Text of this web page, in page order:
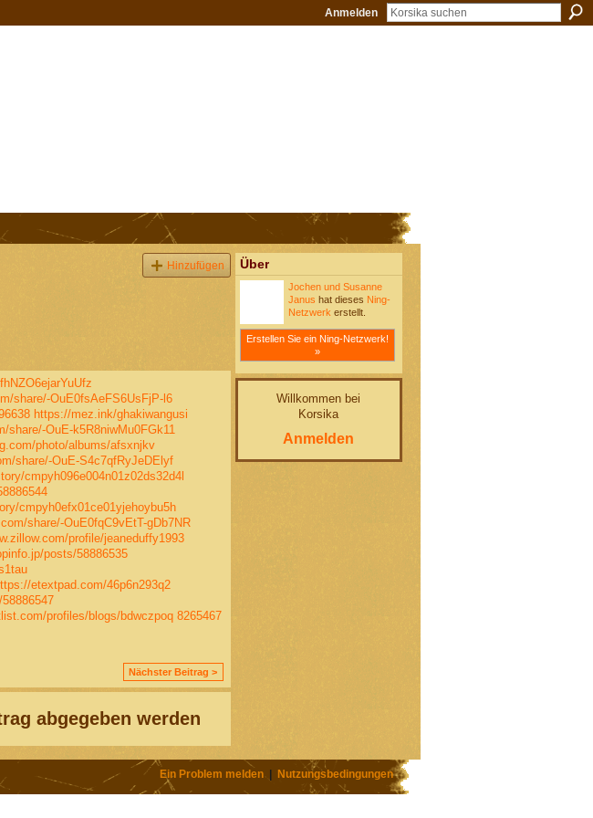
Anmelden
Hinzufügen
share/-OuE0fsAeFS6UsFjP-l6
https://mez.ink/ghakiwangusi
share/-OuE-k5R8niwMu0FGk11
photo/albums/afsxnjkv
share/-OuE-S4c7qfRyJeDElyf
cmpyh096e004n01z02ds32d4l
cmpyh0efx01ce01yjehoybu5h
share/-OuE0fqC9vEtT-gDb7NR
profile/jeaneduffy1993
posts/58886535
etextpad.com/46p6n293q2
profiles/blogs/bdwczpoq 8265467
Nächster Beitrag >
abgegeben werden
Über
Jochen und Susanne
Janus hat dieses Ning-
Netzwerk erstellt.
Erstellen Sie ein Ning-Netzwerk!
»
Willkommen bei
Korsika
Anmelden
Ein Problem melden| Nutzungsbedingungen